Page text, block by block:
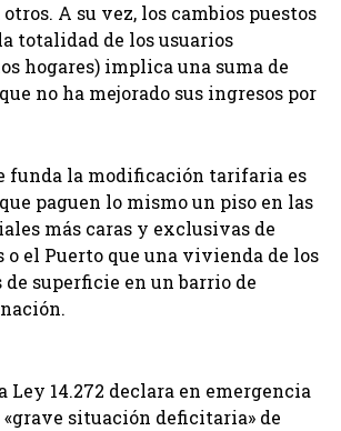
A su vez, los cambios puestos
totalidad de los usuarios
hogares) implica una suma de
no ha mejorado sus ingresos por
funda la modificación tarifaria es
paguen lo mismo un piso en las
más caras y exclusivas de
o el Puerto que una vivienda de los
superficie en un barrio de
Ley 14.272 declara en emergencia
«grave situación deficitaria» de